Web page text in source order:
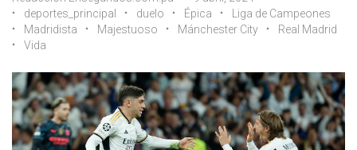
deportes_principal
duelo Épica
Liga de Campeones
Madridista
Majestuoso Mánchester City
Real Madrid
Vida